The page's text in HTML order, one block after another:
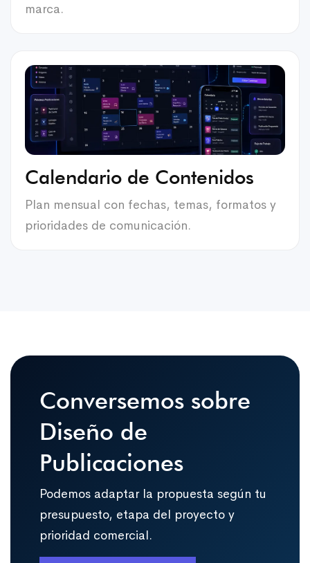
marca.
Calendario de Contenidos
Plan mensual con fechas, temas, formatos y
prioridades de comunicación.
Conversemos sobre
Diseño de
Publicaciones
Podemos adaptar la propuesta según tu
presupuesto, etapa del proyecto y
prioridad comercial.